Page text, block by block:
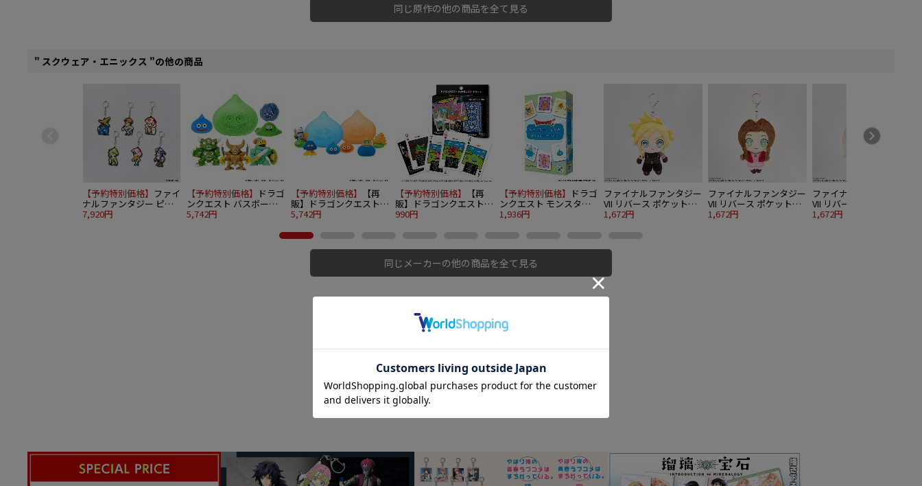
同じ原作の他の商品を全て見る
" スクウェア・エニックス "の他の商品
【予約特別価格】 ファイ
ナルファンタジー ピク
セルリマスター ビルド
7,920円
【予約特別価格】 ドラゴ
ンクエスト バスボール
～地獄の帝王復活編～
5,742円
【予約特別価格】 【再
販】ドラゴンクエスト
バスボール ～スライム
り1BOX
5,742円
【予約特別価格】 【再
販】ドラゴンクエスト
ドットモンスタートラン
990円
【予約特別価格】 ドラゴ
ンクエスト モンスター
しょうぎ Let's catch
1,936円
ファイナルファンタジー
VII リバース ポケットピ
ープレッツ クラウド
1,672円
ファイナルファンタジー
VII リバース ポケットピ
ープレッツ エアリス
1,672円
ファイナルファンタジー
VII リバース ポケットピ
ープレッツ セフィロス
1,672円
同じメーカーの他の商品を全て見る